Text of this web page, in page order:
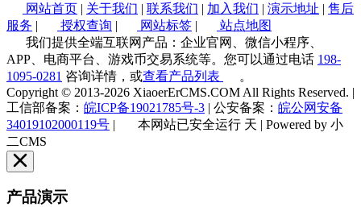
网站首页 | 关于我们 | 联系我们 | 加入我们 | 演示地址 | 售后
服务 | 授权查询 | 网站标签 |
站点地图
我们提供全端互联网产品：企业官网、微信小程序、
APP、电商平台、游戏币交易系统等。您可以通过电话 198-
1095-0281 咨询详情，或查看产品列表
。
Copyright © 2013-2026 XiaoerErCMS.COM All Rights Reserved. |
工信部备案： 皖ICP备19021785号-3 | 公安备案： 皖公网安备
34019102000119号 | 本网站已安全运行 天 | Powered by 小
二CMS
产品演示